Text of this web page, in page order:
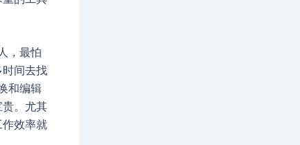
，最怕
间去找
和编辑
。尤其
效率就